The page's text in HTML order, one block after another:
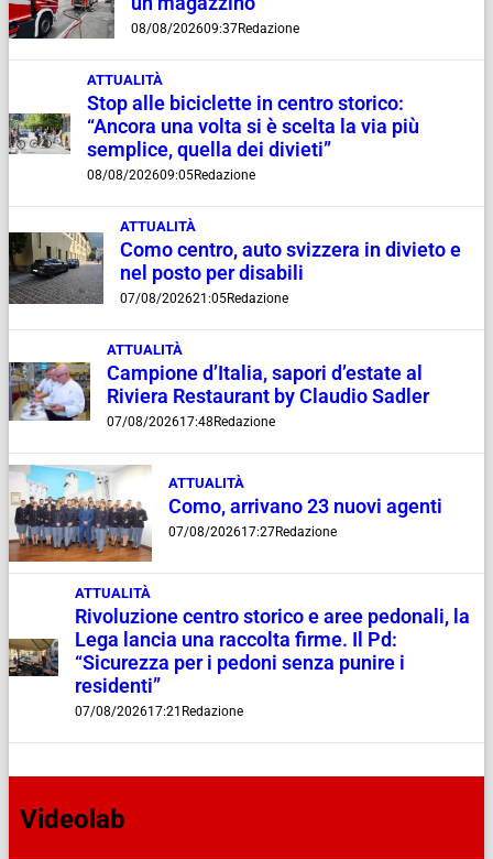
08/08/202609:37Redazione
ATTUALITÀ
Stop alle biciclette in centro storico:
“Ancora una volta si è scelta la via più
semplice, quella dei divieti”
08/08/202609:05Redazione
ATTUALITÀ
Como centro, auto svizzera in divieto e
nel posto per disabili
07/08/202621:05Redazione
ATTUALITÀ
Campione d’Italia, sapori d’estate al
Riviera Restaurant by Claudio Sadler
07/08/202617:48 Redazione
ATTUALITÀ
Como, arrivano 23 nuovi agenti
07/08/202617:27Redazione
ATTUALITÀ
Rivoluzione centro storico e aree pedonali, la
Lega lancia una raccolta firme. Il Pd:
“Sicurezza per i pedoni senza punire i
residenti”
07/08/202617:21 Redazione
Videolab